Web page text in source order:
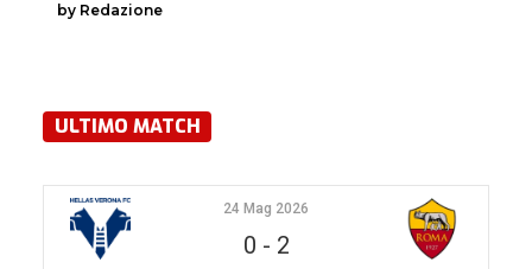
by Redazione
ULTIMO MATCH
24 Mag 2026
0 - 2